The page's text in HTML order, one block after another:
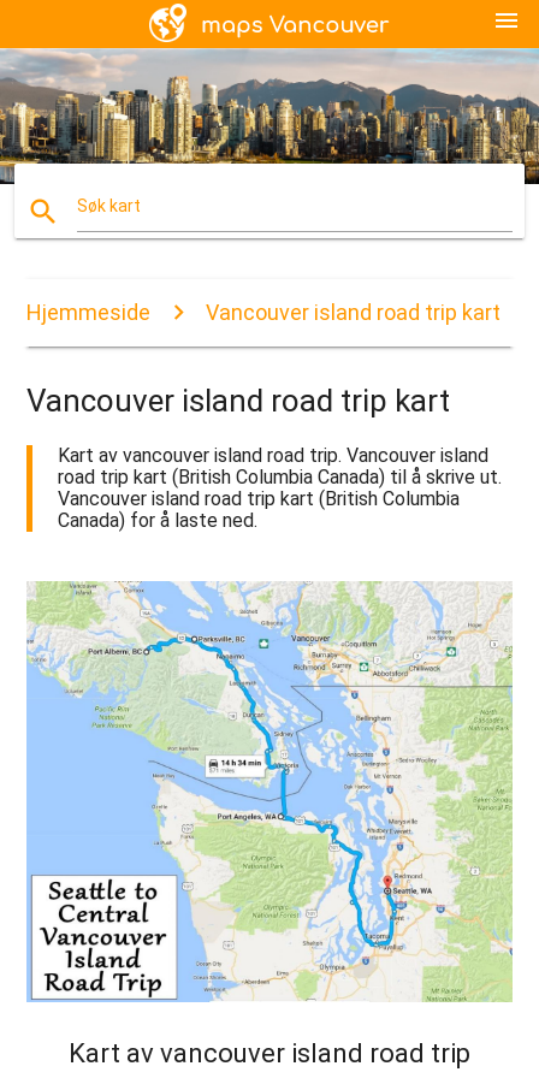
menu
search Søk kart
Hjemmeside Vancouver island road trip kart
Vancouver island road trip kart
Kart av vancouver island road trip. Vancouver island
road trip kart (British Columbia Canada) til å skrive ut.
Vancouver island road trip kart (British Columbia
Canada) for å laste ned.
Kart av vancouver island road trip